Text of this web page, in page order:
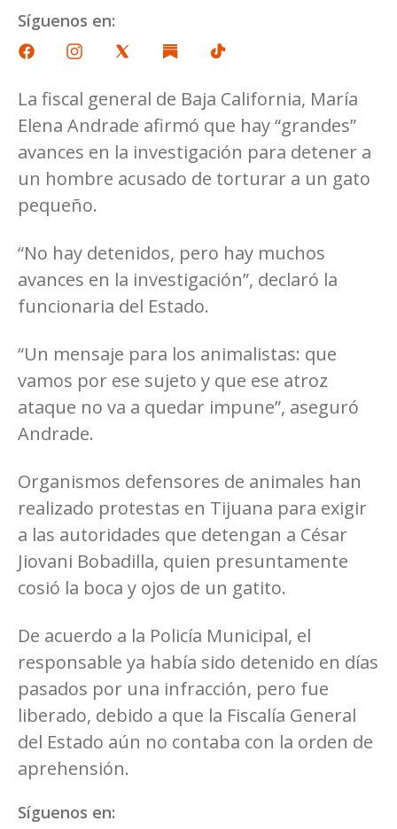
Síguenos en:
La fiscal general de Baja California, María
Elena Andrade afirmó que hay “grandes”
avances en la investigación para detener a
un hombre acusado de torturar a un gato
pequeño.
“No hay detenidos, pero hay muchos
avances en la investigación”, declaró la
funcionaria del Estado.
“Un mensaje para los animalistas: que
vamos por ese sujeto y que ese atroz
ataque no va a quedar impune”, aseguró
Andrade.
Organismos defensores de animales han
realizado protestas en Tijuana para exigir
a las autoridades que detengan a César
Jiovani Bobadilla, quien presuntamente
cosió la boca y ojos de un gatito.
De acuerdo a la Policía Municipal, el
responsable ya había sido detenido en días
pasados por una infracción, pero fue
liberado, debido a que la Fiscalía General
del Estado aún no contaba con la orden de
aprehensión.
Síguenos en: